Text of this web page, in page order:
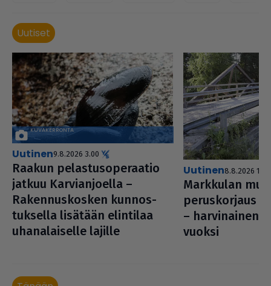
Uutiset
uutinen9.8.2026 3.00
Raakun pelas­tu­so­pe­raa­tio
jatkuu Kar­vi­an­jo­ella –
Raken­nus­kos­ken kun­nos­
tuk­sella lisätään elintilaa
uha­na­lai­selle lajille
uutinen8.8.2026
Markkulan
perus­kor­jaus
– har­vi­nai­nen
vuoksi